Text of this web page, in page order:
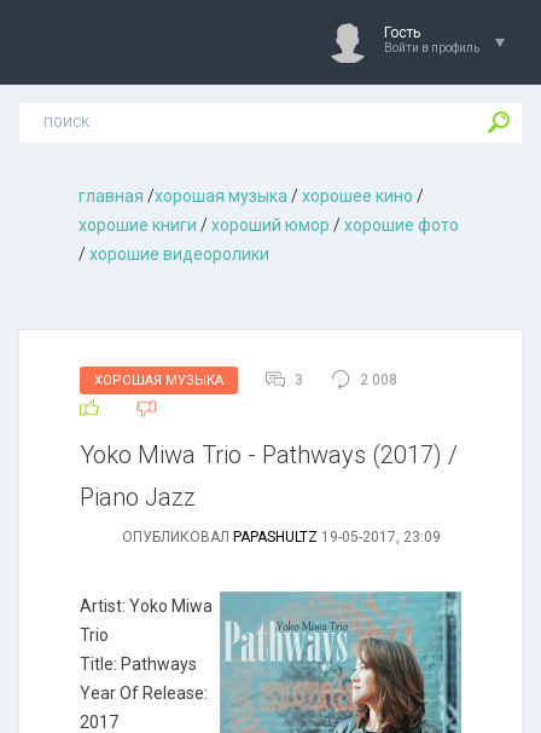
Гость
Войти в профиль
главная /хорошая музыкa /хорошее кино /
хорошие книги /хороший юмор /хорошие фото
/хорошие видеоролики
ХОРОШАЯ МУЗЫКА 3 2 008
Yoko Miwa Trio - Pathways (2017) /
Piano Jazz
ОПУБЛИКОВАЛ PAPASHULTZ 19-05-2017, 23:09
Artist: Yoko Miwa
Trio
Title: Pathways
Year Of Release:
2017